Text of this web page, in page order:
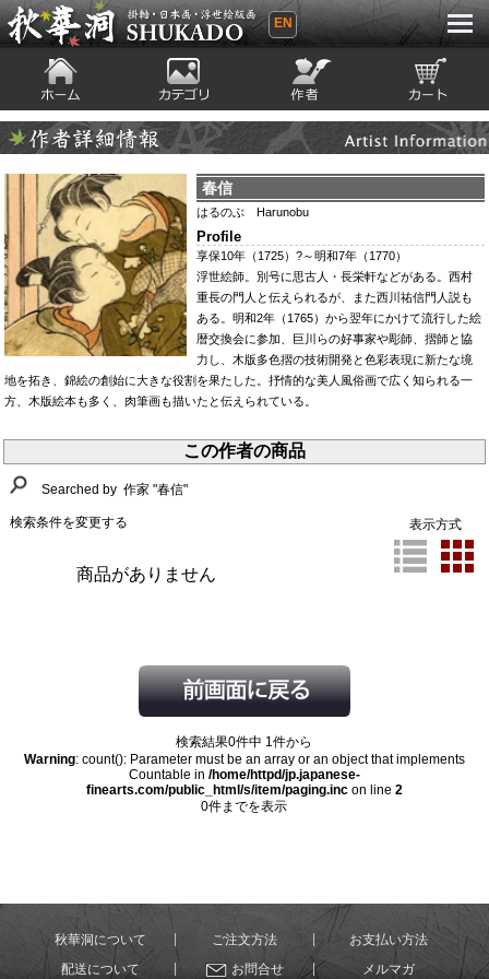
秋華洞 SHUKADO 掛軸・日本画・浮世
EN
ホーム カテゴリ 絵師 カート
作者詳細情報 春信
はるのぶ Harunobu
Profile
享保10年（1725）?～明和7年（1770）
浮世絵師。別号に思古人・長栄軒などがある。西村
重長の門人と伝えられるが、また西川祐信門人説も
ある。明和2年（1765）から翌年にかけて流行した絵
暦交換会に参加、巨川らの好事家や彫師、摺師と協
力し、木版多色摺の技術開発と色彩表現に新たな境
地を拓き、錦絵の創始に大きな役割を果たした。抒情的な美人風俗画で広く知られる一
方、木版絵本も多く、肉筆画も描いたと伝えられている。
この作者の商品
Searched by 作家 "春信"
検索条件を変更する 表示方式
商品がありません
検索結果0件中 1件から
Warning: count(): Parameter must be an array or an object that implements
Countable in /home/httpd/jp.japanese-
finearts.com/public_html/s/item/paging.incon line 2
0件までを表示
秋華洞について ご注文方法
お支払い方法
配送について
お問合せ メルマガ